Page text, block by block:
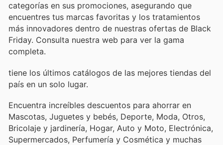
categorías en sus promociones, asegurando que
encuentres tus marcas favoritas y los tratamientos
más innovadores dentro de nuestras ofertas de Black
Friday. Consulta nuestra web para ver la gama
completa.
tiene los últimos catálogos de las mejores tiendas del
país en un solo lugar.
Encuentra increíbles descuentos para ahorrar en
Mascotas, Juguetes y bebés, Deporte, Moda, Otros,
Bricolaje y jardinería, Hogar, Auto y Moto, Electrónica,
Supermercados, Perfumería y Cosmética y muchas